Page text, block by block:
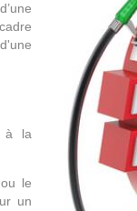
à la
le
un